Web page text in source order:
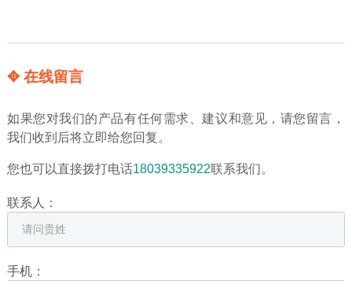
✥ 在线留言
如果您对我们的产品有任何需求、建议和意见，请您留言，
我们收到后将立即给您回复。
您也可以直接拨打电话18039335922联系我们。
联系人：
手机：